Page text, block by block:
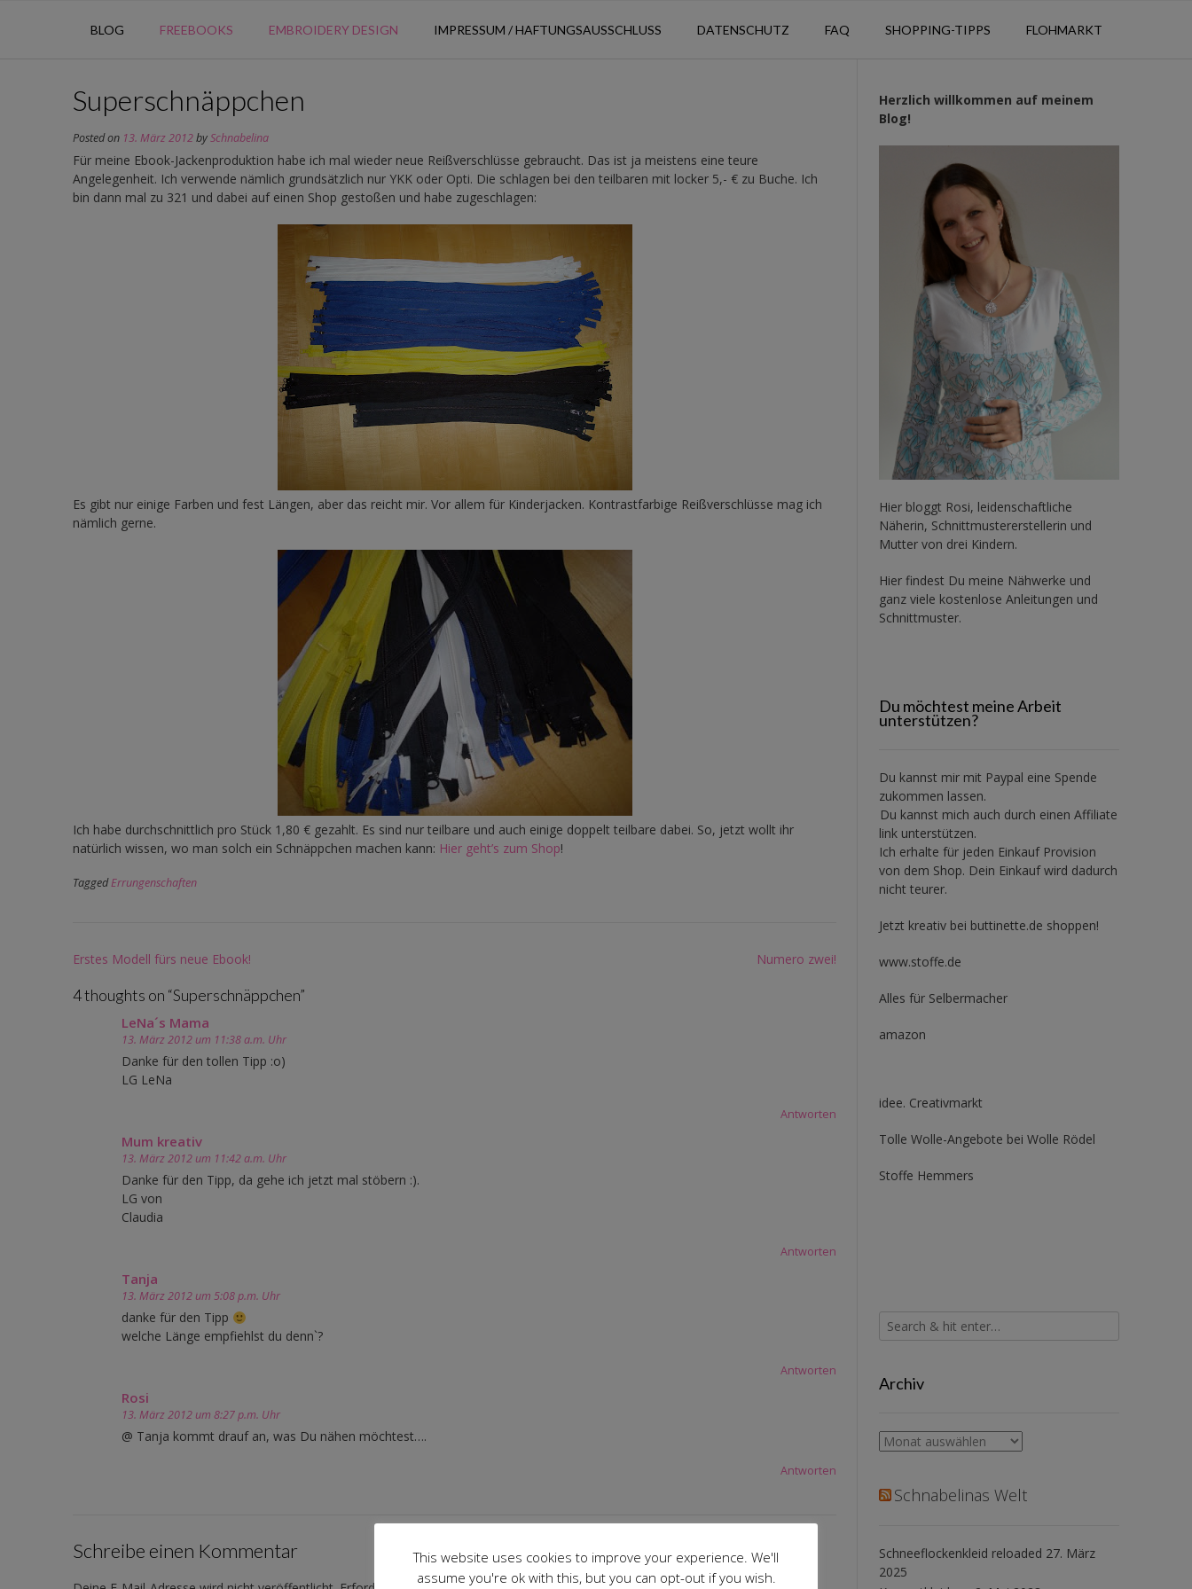
BLOG FREEBOOKS EMBROIDERY DESIGN IMPRESSUM / HAFTUNGSAUSSCHLUSS DATENSCHUTZ FAQ SHOPPING-TIPPS FLOHMARKT
Superschnäppchen
Posted on 13. März 2012bySchnabelina
Für meine Ebook-Jackenproduktion habe ich mal wieder neue Reißverschlüsse gebraucht. Das ist ja meistens eine teure
Angelegenheit. Ich verwende nämlich grundsätzlich nur YKK oder Opti. Die schlagen bei den teilbaren mit locker 5,- € zu Buche. Ich
bin dann mal zu 321 und dabei auf einen Shop gestoßen und habe zugeschlagen:
Es gibt nur einige Farben und fest Längen, aber das reicht mir. Vor allem für Kinderjacken. Kontrastfarbige Reißverschlüsse mag ich
nämlich gerne.
Ich habe durchschnittlich pro Stück 1,80 € gezahlt. Es sind nur teilbare und auch einige doppelt teilbare dabei. So, jetzt wollt ihr
natürlich wissen, wo man solch ein Schnäppchen machen kann: Hier geht’s zum Shop!
TaggedErrungenschaften
Post
Erstes Modell fürs neue Ebook! Numero zwei!
4 thoughts on “Superschnäppchen”
LeNa´s Mama
13. März 2012 um 11:38 a.m. Uhr
Danke für den tollen Tipp :o)
LG LeNa
Antworten
Mum kreativ
13. März 2012 um 11:42 a.m. Uhr
Danke für den Tipp, da gehe ich jetzt mal stöbern :).
LG von
Claudia
Antworten
Tanja
13. März 2012 um 5:08 p.m. Uhr
danke für den Tipp
welche Länge empfiehlst du denn`?
Antworten
Rosi
13. März 2012 um 8:27 p.m. Uhr
@ Tanja kommt drauf an, was Du nähen möchtest….
Antworten
Schreibe einen Kommentar
Herzlich willkommen auf meinem
Blog!
Hier bloggt Rosi, leidenschaftliche
Näherin, Schnittmustererstellerin und
Mutter von drei Kindern.
Hier findest Du meine Nähwerke und
ganz viele kostenlose Anleitungen und
Schnittmuster.
Du möchtest meine Arbeit
unterstützen?
Du kannst mir mit Paypal eine Spende
zukommen lassen.
Du kannst mich auch durch einen Affiliate
link unterstützen.
Ich erhalte für jeden Einkauf Provision
von dem Shop. Dein Einkauf wird dadurch
nicht teurer.
Jetzt kreativ bei buttinette.de shoppen!
www.stoffe.de
Alles für Selbermacher
amazon
idee. Creativmarkt
Tolle Wolle-Angebote bei Wolle Rödel
Stoffe Hemmers
Archiv
Archiv
Schnabelinas Welt
Schneeflockenkleid reloaded 27. März
2025
This website uses cookies to improve your experience. We'll
assume you're ok with this, but you can opt-out if you wish.